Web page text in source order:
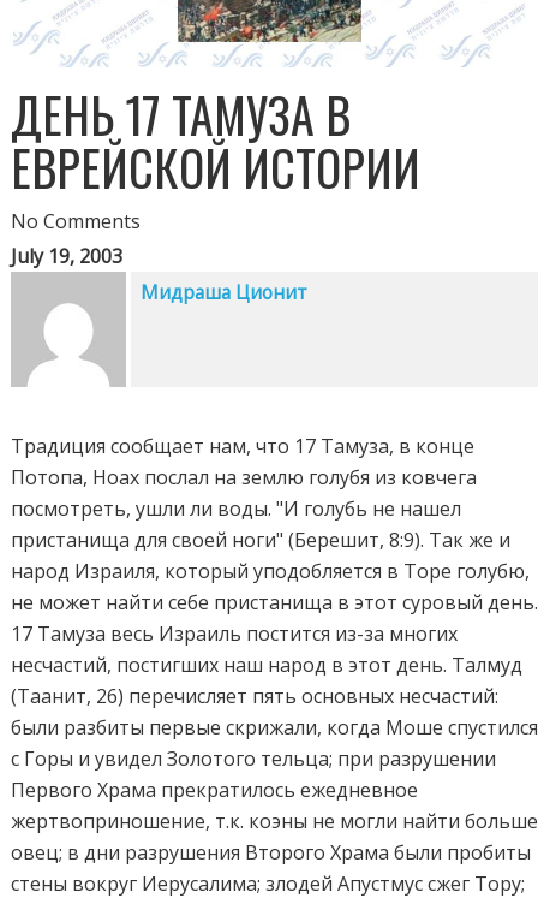
ДЕНЬ 17 ТАМУЗА В
ЕВРЕЙСКОЙ ИСТОРИИ
No Comments
July 19, 2003
Мидраша Ционит
Традиция сообщает нам, что 17 Тамуза, в конце
Потопа, Ноах послал на землю голубя из ковчега
посмотреть, ушли ли воды. "И голубь не нашел
пристанища для своей ноги" (Берешит, 8:9). Так же и
народ Израиля, который уподобляется в Торе голубю,
не может найти себе пристанища в этот суровый день.
17 Тамуза весь Израиль постится из-за многих
несчастий, постигших наш народ в этот день. Талмуд
(Таанит, 26) перечисляет пять основных несчастий:
были разбиты первые скрижали, когда Моше спустился
с Горы и увидел Золотого тельца; при разрушении
Первого Храма прекратилось ежедневное
жертвоприношение, т.к. коэны не могли найти больше
овец; в дни разрушения Второго Храма были пробиты
стены вокруг Иерусалима; злодей Апустмус сжег Тору;